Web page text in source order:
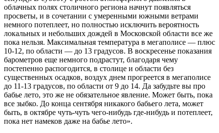
облачных полях столичного региона начнут появляться
просветы, и в сочетании с умеренными южными ветрами
немного потеплеет, но полностью исключить вероятность
локальных и небольших дождей в Московской области все же
пока нельзя. Максимальная температура в мегаполисе — плюс
10-12, по области — до 13 градусов. В воскресенье показания
барометров еще немного подрастут, благодаря чему
постепенно распогодится, в столице и области без
существенных осадков, воздух днем прогреется в мегаполисе
до 11-13 градусов, по области от 9 до 14. Да забудьте вы про
бабье лето, это же не обязательное явление. Может быть, пока
все зыбко. До конца сентября никакого бабьего лета, может
быть, в октябре чуть-чуть чего-нибудь где-нибудь и потеплеет,
пока нет намеков даже на бабье лето».